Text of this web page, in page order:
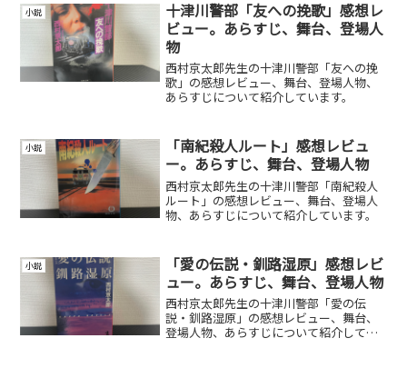
小説
十津川警部「友への挽歌」感想レ
ビュー。あらすじ、舞台、登場人
物
西村京太郎先生の十津川警部「友への挽
歌」の感想レビュー、舞台、登場人物、
あらすじについて紹介しています。
小説
「南紀殺人ルート」感想レビュ
ー。あらすじ、舞台、登場人物
西村京太郎先生の十津川警部「南紀殺人
ルート」の感想レビュー、舞台、登場人
物、あらすじについて紹介しています。
小説
「愛の伝説・釧路湿原」感想レビ
ュー。あらすじ、舞台、登場人物
西村京太郎先生の十津川警部「愛の伝
説・釧路湿原」の感想レビュー、舞台、
登場人物、あらすじについて紹介してい